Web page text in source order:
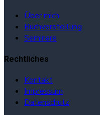
Über mich
Buchvorstellung
Seminare
Rechtliches
Kontakt
Impressum
Datenschutz